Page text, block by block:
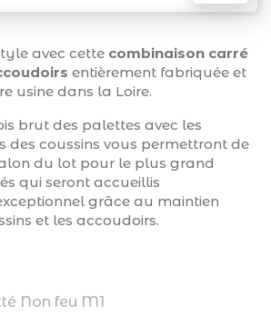
avec cette combinaison carré
entièrement fabriquée et
usine dans la Loire.
brut des palettes avec les
des coussins vous permettront de
du lot pour le plus grand
qui seront accueillis
grâce au maintien
et les accoudoirs.
Non feu M1